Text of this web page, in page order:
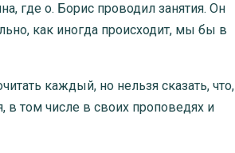
где о. Борис проводил занятия. Он
как иногда происходит, мы бы в
каждый, но нельзя сказать, что,
в том числе в своих проповедях и